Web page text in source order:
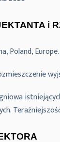
i
Poland,